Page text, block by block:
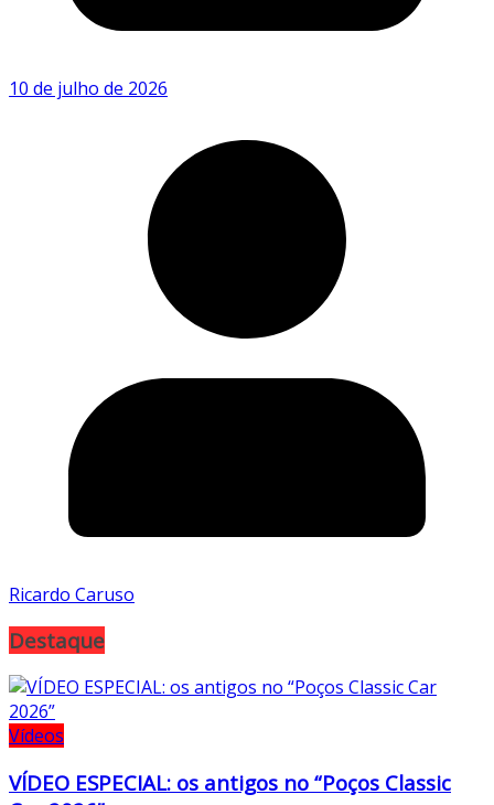
10 de julho de 2026
Ricardo Caruso
Destaque
Vídeos
VÍDEO ESPECIAL: os antigos no “Poços Classic